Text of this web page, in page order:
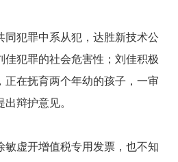
同犯罪中系从犯，达胜新技术公
佳犯罪的社会危害性；刘佳积极
正在抚育两个年幼的孩子，一审
辩护意见。
敏虚开增值税专用发票，也不知